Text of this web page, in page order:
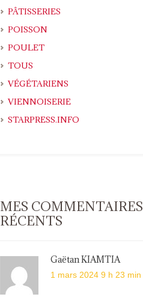
PÂTISSERIES
POISSON
POULET
TOUS
VÉGÉTARIENS
VIENNOISERIE
STARPRESS.INFO
MES COMMENTAIRES
RÉCENTS
Gaëtan KIAMTIA
1 mars 2024 9 h 23 min